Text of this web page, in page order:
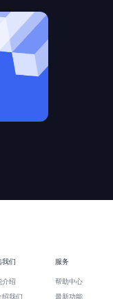
我们
介绍
绍我们
服务
帮助中心
最新功能